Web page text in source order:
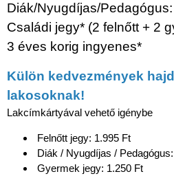
Diák/Nyugdíjas/
Családi jegy* (2 felnőtt + 2
3 éves korig ingyenes*
Külön kedvezmények
lakosoknak!
Lakcímkártyával vehető igénybe
Felnőtt jegy: 1.995 Ft
Diák / Nyugdíjas /
Gyermek jegy: 1.250 Ft